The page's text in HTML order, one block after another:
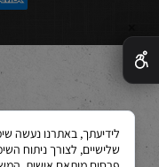
שלישיים, לצורך ניתוח